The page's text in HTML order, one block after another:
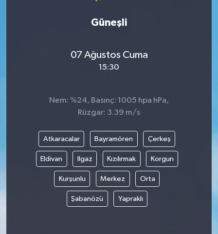
Güneşli
07 Ağustos Cuma
15:30
Nem: %24, Basınç: 1005 hpa hPa,
Rüzgar: 3.39 m/s
Atkaracalar Bayramören Çerkeş
Eldivan Ilgaz Kızılırmak Korgun
Kurşunlu Merkez Orta
Şabanözü Yapraklı